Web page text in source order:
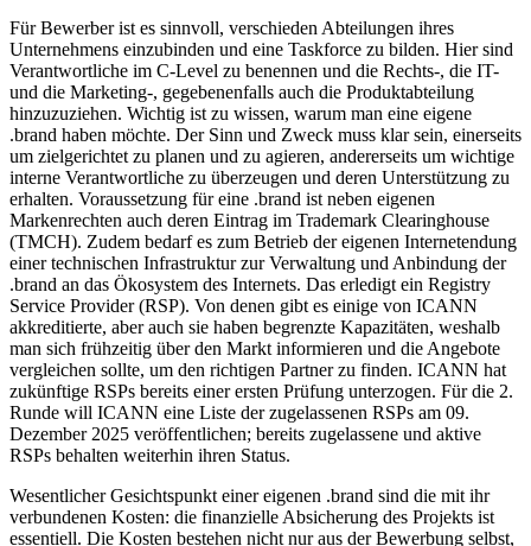
Für Bewerber ist es sinnvoll, verschieden Abteilungen ihres
Unternehmens einzubinden und eine Taskforce zu bilden. Hier sind
Verantwortliche im C-Level zu benennen und die Rechts-, die IT-
und die Marketing-, gegebenenfalls auch die Produktabteilung
hinzuzuziehen. Wichtig ist zu wissen, warum man eine eigene
.brand haben möchte. Der Sinn und Zweck muss klar sein, einerseits
um zielgerichtet zu planen und zu agieren, andererseits um wichtige
interne Verantwortliche zu überzeugen und deren Unterstützung zu
erhalten. Voraussetzung für eine .brand ist neben eigenen
Markenrechten auch deren Eintrag im Trademark Clearinghouse
(TMCH). Zudem bedarf es zum Betrieb der eigenen Internetendung
einer technischen Infrastruktur zur Verwaltung und Anbindung der
.brand an das Ökosystem des Internets. Das erledigt ein Registry
Service Provider (RSP). Von denen gibt es einige von ICANN
akkreditierte, aber auch sie haben begrenzte Kapazitäten, weshalb
man sich frühzeitig über den Markt informieren und die Angebote
vergleichen sollte, um den richtigen Partner zu finden. ICANN hat
zukünftige RSPs bereits einer ersten Prüfung unterzogen. Für die 2.
Runde will ICANN eine Liste der zugelassenen RSPs am 09.
Dezember 2025 veröffentlichen; bereits zugelassene und aktive
RSPs behalten weiterhin ihren Status.
Wesentlicher Gesichtspunkt einer eigenen .brand sind die mit ihr
verbundenen Kosten: die finanzielle Absicherung des Projekts ist
essentiell. Die Kosten bestehen nicht nur aus der Bewerbung selbst,